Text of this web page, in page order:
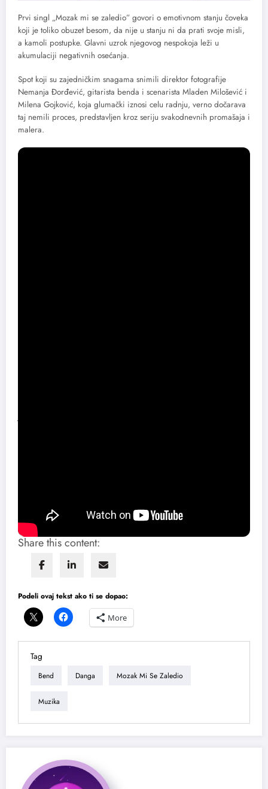
Prvi singl „Mozak mi se zaledio” govori o emotivnom stanju čoveka
koji je toliko obuzet besom, da nije u stanju ni da prati svoje misli,
a kamoli postupke. Glavni uzrok njegovog nespokoja leži u
akumulaciji negativnih osećanja.
Spot koji su zajedničkim snagama snimili direktor fotografije
Nemanja Đorđević, gitarista benda i scenarista Mladen Milošević i
Milena Gojković, koja glumački iznosi celu radnju, verno dočarava
taj nemili proces, predstavljen kroz seriju svakodnevnih promašaja i
malera.
Foto: Nemanja Đorđević
Share this content:
Podeli ovaj tekst ako ti se dopao:
More
Tag
Bend Danga Mozak Mi Se Zaledio
Muzika